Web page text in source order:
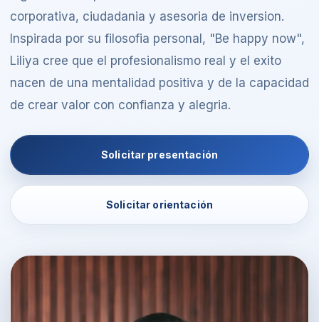
corporativa, ciudadania y asesoria de inversion.
Inspirada por su filosofia personal, "Be happy now",
Liliya cree que el profesionalismo real y el exito
nacen de una mentalidad positiva y de la capacidad
de crear valor con confianza y alegria.
Solicitar presentación
Solicitar orientación